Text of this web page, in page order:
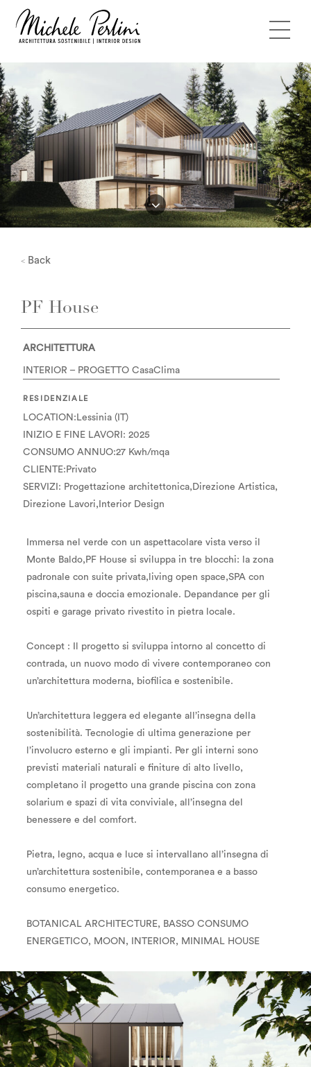
< Back
PF House
ARCHITETTURA
INTERIOR – PROGETTO CasaClima
RESIDENZIALE
LOCATION:Lessinia (IT)
INIZIO E FINE LAVORI: 2025
CONSUMO ANNUO:27 Kwh/mqa
CLIENTE:Privato
SERVIZI: Progettazione architettonica,Direzione Artistica,
Direzione Lavori,Interior Design
Immersa nel verde con un aspettacolare vista verso il
Monte Baldo,PF House si sviluppa in tre blocchi: la zona
padronale con suite privata,living open space,SPA con
piscina,sauna e doccia emozionale. Depandance per gli
ospiti e garage privato rivestito in pietra locale.
Concept : Il progetto si sviluppa intorno al concetto di
contrada, un nuovo modo di vivere contemporaneo con
un’architettura moderna, biofilica e sostenibile.
Un’architettura leggera ed elegante all’insegna della
sostenibilità. Tecnologie di ultima generazione per
l’involucro esterno e gli impianti. Per gli interni sono
previsti materiali naturali e finiture di alto livello,
completano il progetto una grande piscina con zona
solarium e spazi di vita conviviale, all’insegna del
benessere e del comfort.
Pietra, legno, acqua e luce si intervallano all’insegna di
un’architettura sostenibile, contemporanea e a basso
consumo energetico.
BOTANICAL ARCHITECTURE, BASSO CONSUMO
ENERGETICO, MOON, INTERIOR, MINIMAL HOUSE